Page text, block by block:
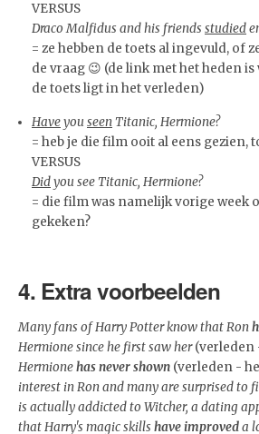
VERSUS
Draco Malfidus and his friends studied
= ze hebben de toets al ingevuld, of
de vraag 😉 (de link met het heden
de toets ligt in het verleden)
Haveyou seen Titanic, Hermione?
= heb je die film ooit al eens gezien,
VERSUS
Didyou see Titanic, Hermione?
= die film was namelijk vorige week
gekeken?
4. Extra voorbeelden
Many fans of Harry Potter know that Ron
Hermione since he first saw her(verleden
Hermionehas never shown (verleden -
interest in Ron and many are surprised to
is actually addicted to Witcher, a dating
that Harry's magic skills have improveda